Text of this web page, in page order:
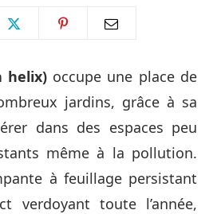
helix)occupe une place de
jardins, grâce à sa
dans des espaces peu
même à la pollution.
à feuillage persistant
verdoyant toute l’année,